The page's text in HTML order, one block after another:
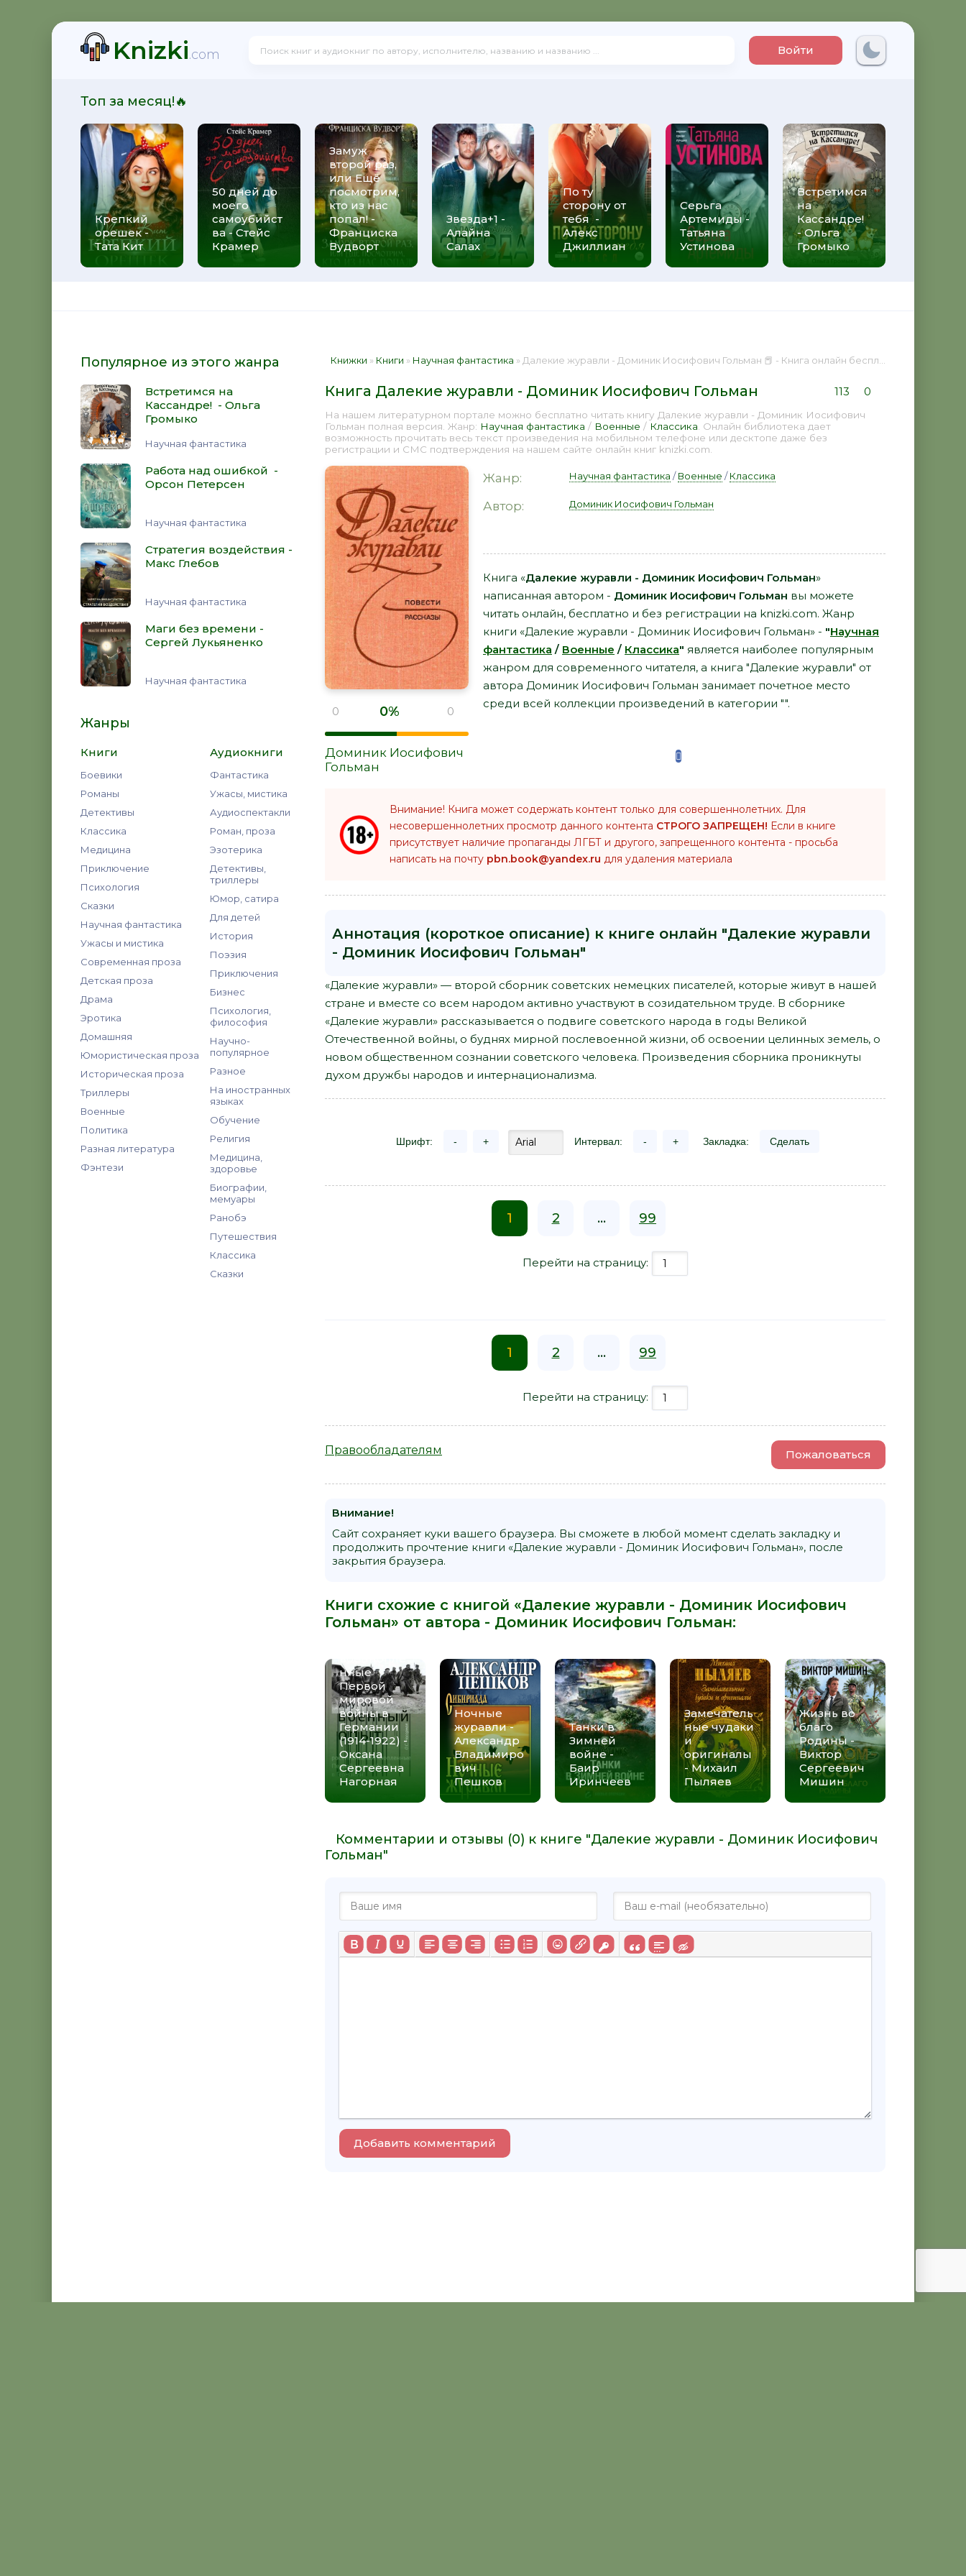
Knizki.com Войти
Топ за месяц!🔥
Крепкий
орешек -
Тата Кит
50 дней до
моего
самоубийст
ва - Стейс
Крамер
Замуж
второй раз,
или Ещё
посмотрим,
кто из нас
попал! -
Франциска
Вудворт
Звезда+1 -
Алайна
Салах
По ту
сторону от
тебя -
Алекс
Джиллиан
Серьга
Артемиды -
Татьяна
Устинова
Встретимся
на
Кассандре!
- Ольга
Громыко
Популярное из этого жанра
Встретимся на
Кассандре! - Ольга
Громыко
Научная фантастика
Работа над ошибкой -
Орсон Петерсен
Научная фантастика
Стратегия воздействия -
Макс Глебов
Научная фантастика
Маги без времени -
Сергей Лукьяненко
Научная фантастика
Жанры
Книги
Боевики
Романы
Детективы
Классика
Медицина
Приключение
Психология
Сказки
Научная фантастика
Ужасы и мистика
Современная проза
Детская проза
Драма
Эротика
Домашняя
Юмористическая проза
Историческая проза
Триллеры
Военные
Политика
Разная литература
Фэнтези
Аудиокниги
Фантастика
Ужасы, мистика
Аудиоспектакли
Роман, проза
Эзотерика
Детективы,
триллеры
Юмор, сатира
Для детей
История
Поэзия
Приключения
Бизнес
Психология,
философия
Научно-
популярное
Разное
На иностранных
языках
Обучение
Религия
Медицина,
здоровье
Биографии,
мемуары
Ранобэ
Путешествия
Классика
Сказки
Книжки » Книги » Научная фантастика » Далекие журавли - Доминик Иосифович Гольман 📕 - Книга онлайн бесплатно
Книга Далекие журавли - Доминик Иосифович Гольман 113 0
На нашем литературном портале можно бесплатно читать книгу Далекие журавли - Доминик Иосифович
Гольман полная версия. Жанр: Научная фантастика / Военные / Классика . Онлайн библиотека дает
возможность прочитать весь текст произведения на мобильном телефоне или десктопе даже без
регистрации и СМС подтверждения на нашем сайте онлайн книг knizki.com.
0 0% 0
Доминик Иосифович
Гольман
Жанр: Научная фантастика /Военные /Классика
Автор: Доминик Иосифович Гольман
Книга «Далекие журавли - Доминик Иосифович Гольман»
написанная автором - Доминик Иосифович Гольман вы можете
читать онлайн, бесплатно и без регистрации на knizki.com. Жанр
книги «Далекие журавли - Доминик Иосифович Гольман» - "Научная
фантастика / Военные / Классика" является наиболее популярным
жанром для современного читателя, а книга "Далекие журавли" от
автора Доминик Иосифович Гольман занимает почетное место
среди всей коллекции произведений в категории "".
Внимание! Книга может содержать контент только для совершеннолетних. Для
несовершеннолетних просмотр данного контента СТРОГО ЗАПРЕЩЕН! Если в книге
присутствует наличие пропаганды ЛГБТ и другого, запрещенного контента - просьба
написать на почту pbn.book@yandex.ru для удаления материала
Аннотация (короткое описание) к книге онлайн "Далекие журавли
- Доминик Иосифович Гольман"
«Далекие журавли» — второй сборник советских немецких писателей, которые живут в нашей
стране и вместе со всем народом активно участвуют в созидательном труде. В сборнике
«Далекие журавли» рассказывается о подвиге советского народа в годы Великой
Отечественной войны, о буднях мирной послевоенной жизни, об освоении целинных земель, о
новом общественном сознании советского человека. Произведения сборника проникнуты
духом дружбы народов и интернационализма.
Шрифт: - + Интервал: - + Закладка: Сделать
1 2 ... 99
Перейти на страницу:
1 2 ... 99
Перейти на страницу:
Правообладателям Пожаловаться
Внимание!
Сайт сохраняет куки вашего браузера. Вы сможете в любой момент сделать закладку и
продолжить прочтение книги «Далекие журавли - Доминик Иосифович Гольман», после
закрытия браузера.
Книги схожие с книгой «Далекие журавли - Доминик Иосифович
Гольман» от автора - Доминик Иосифович Гольман:
«Другой
военный
опыт»:
нные
Первой
мировой
войны в
Германии
(1914-1922) -
Оксана
Сергеевна
Нагорная
Ночные
журавли -
Александр
Владимиро
вич
Пешков
Танки в
Зимней
войне -
Баир
Иринчеев
Замечатель
ные чудаки
и
оригиналы
- Михаил
Пыляев
Жизнь во
благо
Родины -
Виктор
Сергеевич
Мишин
Комментарии и отзывы (0) к книге "Далекие журавли - Доминик Иосифович
Гольман"
Добавить комментарий
- Ольга Громыко
Петерсен